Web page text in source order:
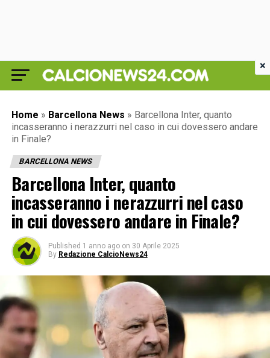
Home » Barcellona News » Barcellona Inter, quanto
incasseranno i nerazzurri nel caso in cui dovessero andare
in Finale?
BARCELLONA NEWS
Barcellona Inter, quanto
incasseranno i nerazzurri nel caso
in cui dovessero andare in Finale?
Published 1 anno ago on 30 Aprile 2025
By Redazione CalcioNews24
×